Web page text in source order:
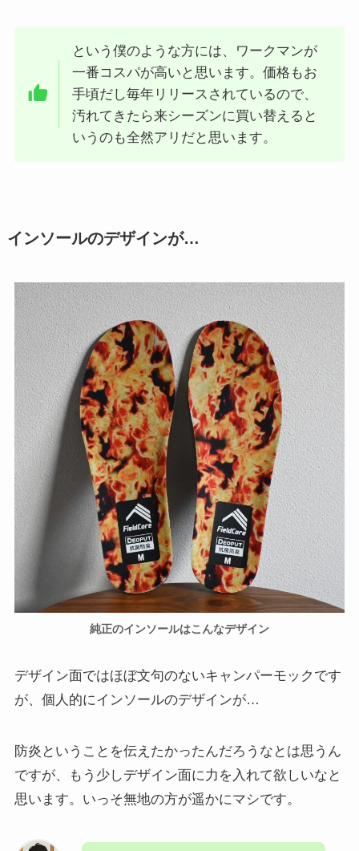
という僕のような方には、ワークマンが
一番コスパが高いと思います。価格もお
手頃だし毎年リリースされているので、
汚れてきたら来シーズンに買い替えると
いうのも全然アリだと思います。
インソールのデザインが…
純正のインソールはこんなデザイン
デザイン面ではほぼ文句のないキャンパーモックです
が、個人的にインソールのデザインが…
防炎ということを伝えたかったんだろうなとは思うん
ですが、もう少しデザイン面に力を入れて欲しいなと
思います。いっそ無地の方が遥かにマシです。